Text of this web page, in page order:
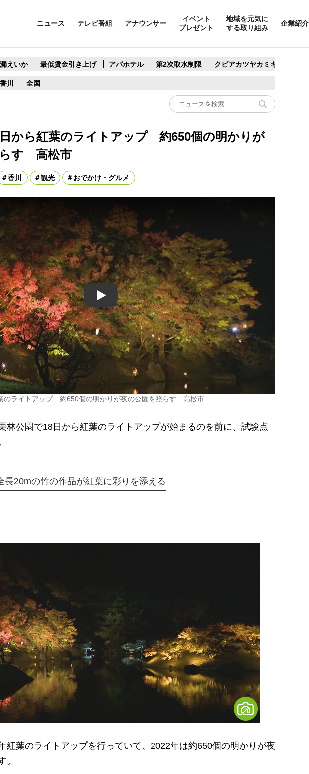
ニュース テレビ番組 アナウンサー
イベント
プレゼント
地域を元気に
する取り組み
企業紹介
えいか 最低賃金引き上げ アパホテル 第2次取水制限 クビアカツヤカミキリ
香川 全国
から紅葉のライトアップ 約650個の明かりが
す 高松市
香川 観光 おでかけ・グルメ
Play
のライトアップ 約650個の明かりが夜の公園を照らす 高松市
林公園で18日から紅葉のライトアップが始まるのを前に、試験点
長20mの竹の作品が紅葉に彩りを添える
紅葉のライトアップを行っていて、2022年は約650個の明かりが夜
。